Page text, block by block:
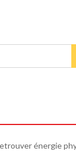
énergie